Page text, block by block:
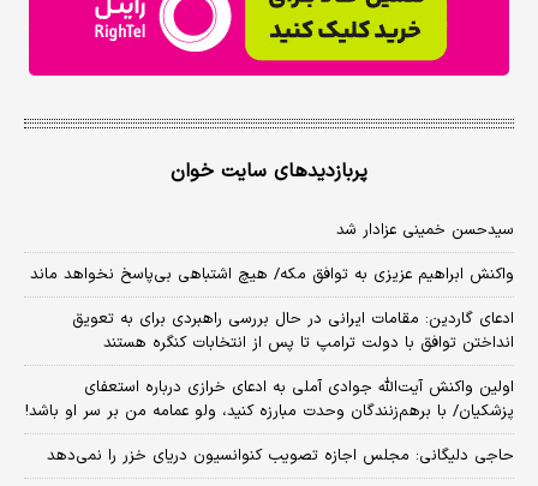
پربازدیدهای سایت خوان
سیدحسن خمینی عزادار شد
واکنش ابراهیم عزیزی به توافق مکه/ هیچ اشتباهی بی‌پاسخ نخواهد ماند
ادعای گاردین: مقامات ایرانی در حال بررسی راهبردی برای به تعویق
انداختن توافق با دولت ترامپ تا پس از انتخابات کنگره هستند
اولین واکنش آیت‌الله جوادی آملی به ادعای خرازی درباره استعفای
پزشکیان/ با برهم‌زنندگان وحدت مبارزه کنید، ولو عمامه من بر سر او باشد!
حاجی دلیگانی: مجلس اجازه تصویب کنوانسیون دریای خزر را نمی‌دهد